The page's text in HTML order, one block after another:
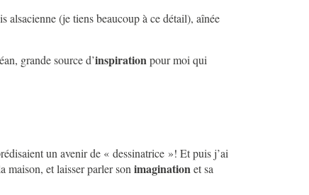
alsacienne (je tiens beaucoup à ce détail), aînée
grande source d’inspirationpour moi qui
un avenir de « dessinatrice »! Et puis j’ai
maison, et laisser parler son imaginationet sa